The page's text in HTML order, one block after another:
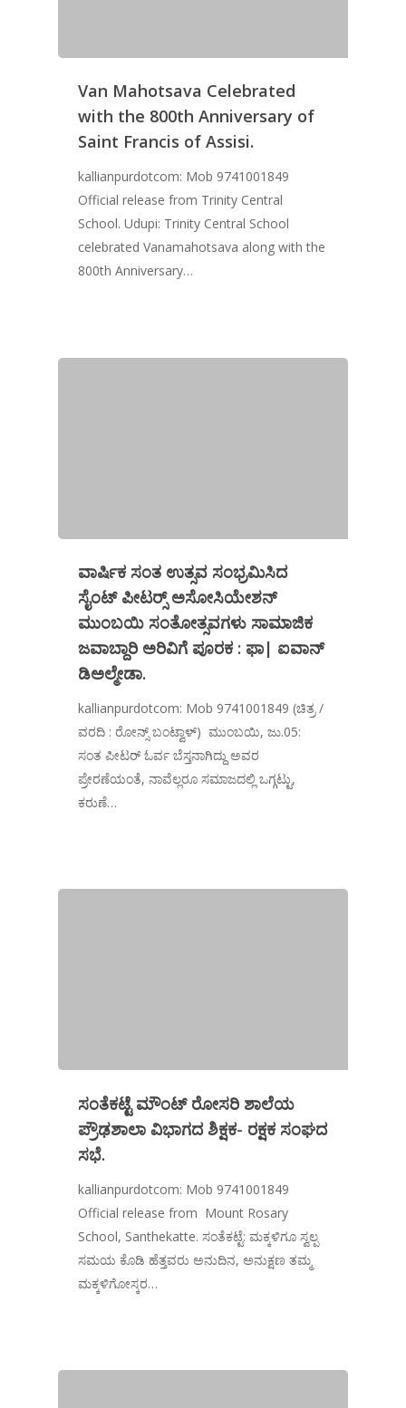
Van Mahotsava Celebrated
with the 800th Anniversary of
Saint Francis of Assisi.
kallianpurdotcom: Mob 9741001849
Official release from Trinity Central
School. Udupi: Trinity Central School
celebrated Vanamahotsava along with the
800th Anniversary…
ವಾರ್ಷಿಕ ಸಂತ ಉತ್ಸವ ಸಂಭ್ರಮಿಸಿದ
ಸೈಂಟ್ ಪೀಟರ್‍ಸ್ ಅಸೋಸಿಯೇಶನ್
ಮುಂಬಯಿ ಸಂತೋತ್ಸವಗಳು ಸಾಮಾಜಿಕ
ಜವಾಬ್ದಾರಿ ಅರಿವಿಗೆ ಪೂರಕ : ಫಾ| ಐವಾನ್
ಡಿಅಲ್ಮೇಡಾ.
kallianpurdotcom: Mob 9741001849 (ಚಿತ್ರ /
ವರದಿ : ರೋನ್ಸ್ ಬಂಟ್ವಾಳ್) ಮುಂಬಯಿ, ಜು.05:
ಸಂತ ಪೀಟರ್ ಓರ್ವ ಬೆಸ್ತನಾಗಿದ್ದು ಅವರ
ಪ್ರೇರಣೆಯಂತೆ, ನಾವೆಲ್ಲರೂ ಸಮಾಜದಲ್ಲಿ ಒಗ್ಗಟ್ಟು,
ಕರುಣೆ…
ಸಂತೆಕಟ್ಟೆ ಮೌಂಟ್ ರೋಸರಿ ಶಾಲೆಯ
ಪ್ರೌಢಶಾಲಾ ವಿಭಾಗದ ಶಿಕ್ಷಕ- ರಕ್ಷಕ ಸಂಘದ
ಸಭೆ.
kallianpurdotcom: Mob 9741001849
Official release from Mount Rosary
School, Santhekatte. ಸಂತೆಕಟ್ಟೆ: ಮಕ್ಕಳಿಗೂ ಸ್ವಲ್ಪ
ಸಮಯ ಕೊಡಿ ಹೆತ್ತವರು ಅನುದಿನ, ಅನುಕ್ಷಣ ತಮ್ಮ
ಮಕ್ಕಳಿಗೋಸ್ಕರ…